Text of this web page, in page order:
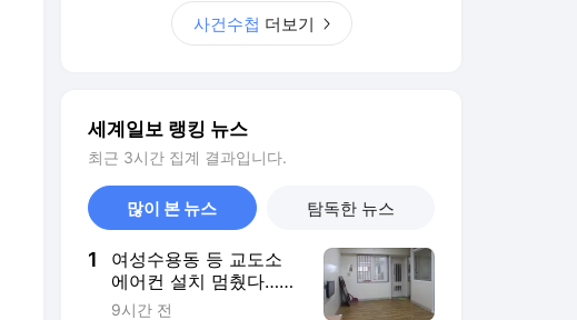
사건수첩 더보기
세계일보 랭킹 뉴스
최근 3시간 집계 결과입니다.
많이 본 뉴스 탐독한 뉴스
1
여성수용동 등 교도소
에어컨 설치 멈췄다…폭
염 속 37도 치솟은 수용
9시간 전